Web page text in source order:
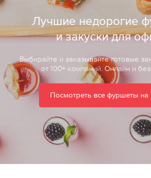
Лучшие недорогие
и закуски для
Выбирайте и заказывайте готовые
от 100+ компаний. Онлайн и
Посмотреть все фуршеты на